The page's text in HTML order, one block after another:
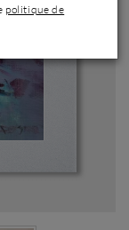
politique de